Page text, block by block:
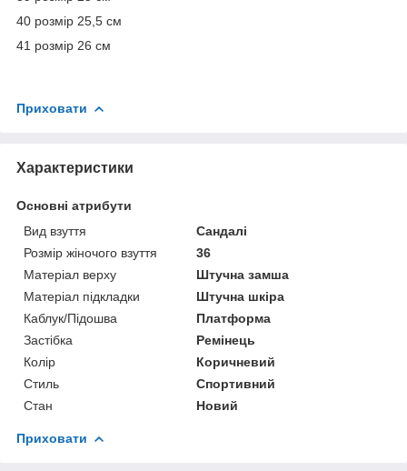
40 розмір 25,5 см
41 розмір 26 см
Приховати
Характеристики
Основні атрибути
Вид взуття
Сандалі
Розмір жіночого взуття
36
Матеріал верху
Штучна замша
Матеріал підкладки
Штучна шкіра
Каблук/Підошва
Платформа
Застібка
Ремінець
Колір
Коричневий
Стиль
Спортивний
Стан
Новий
Приховати